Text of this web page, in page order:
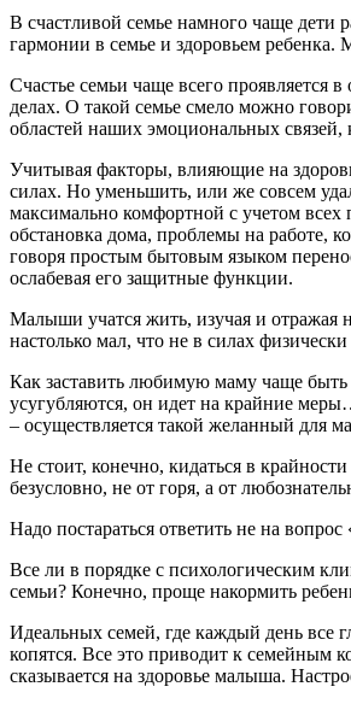
В счастливой семье намного чаще дети
гармонии в семье и здоровьем ребенка.
Счастье семьи чаще всего проявляется
делах. О такой семье смело можно
областей наших эмоциональных
Учитывая факторы, влияющие на
силах. Но уменьшить, или же совсем
максимально комфортной с учетом
обстановка дома, проблемы на работе,
говоря простым бытовым языком
ослабевая его защитные функции.
Малыши учатся жить, изучая и отражая
настолько мал, что не в силах
Как заставить любимую маму чаще
усугубляются, он идет на крайние
– осуществляется такой желанный для
Не стоит, конечно, кидаться в
безусловно, не от горя, а от
Надо постараться ответить не на
Все ли в порядке с психологическим
семьи? Конечно, проще накормить
Идеальных семей, где каждый день все
копятся. Все это приводит к семейным
сказывается на здоровье малыша.